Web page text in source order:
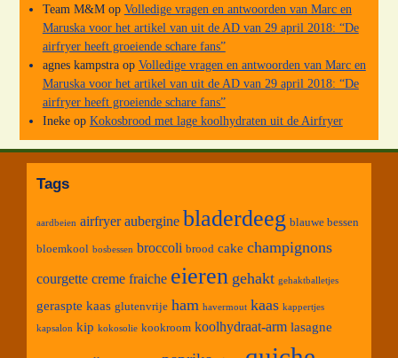
Team M&Mop Volledige vragen en antwoorden van Marc en
Maruska voor het artikel van uit de AD van 29 april 2018: “De
airfryer heeft groeiende schare fans”
agnes kampstraop Volledige vragen en antwoorden van Marc en
Maruska voor het artikel van uit de AD van 29 april 2018: “De
airfryer heeft groeiende schare fans”
Inekeop Kokosbrood met lage koolhydraten uit de Airfryer
Tags
aardbeien airfryer aubergine bladerdeeg blauwe bessen
bloemkool bosbessen broccoli brood cake champignons
courgette creme fraiche eieren gehakt gehaktballetjes
geraspte kaas glutenvrije ham havermout kaas kappertjes
kapsalon kip kokosolie kookroom koolhydraat-arm lasagne